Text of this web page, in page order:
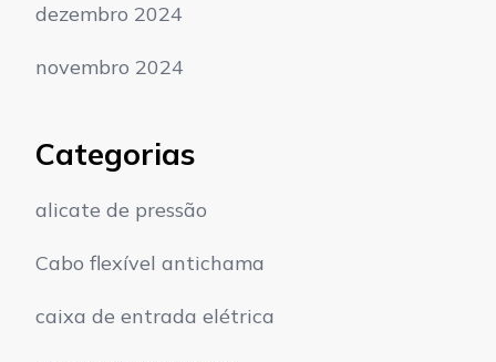
dezembro 2024
novembro 2024
Categorias
alicate de pressão
Cabo flexível antichama
caixa de entrada elétrica